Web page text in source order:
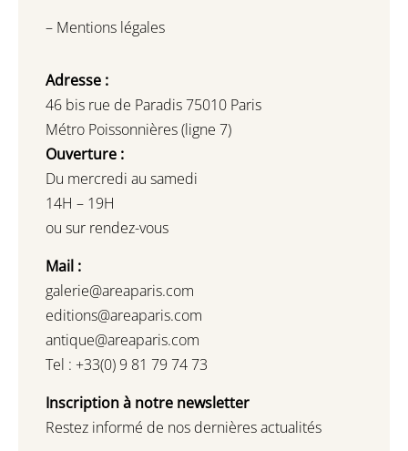
– Mentions légales
Adresse :
46 bis rue de Paradis 75010 Paris
Métro Poissonnières (ligne 7)
Ouverture :
Du mercredi au samedi
14H – 19H
ou sur rendez-vous
Mail :
galerie@areaparis.com
editions@areaparis.com
antique@areaparis.com
Tel : +33(0) 9 81 79 74 73
Inscription à notre newsletter
Restez informé de nos dernières actualités